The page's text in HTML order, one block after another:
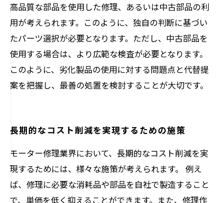
高品質な部品を使用した修理、あるいは中古部品の利
用が考えられます。このように、独自の判断に基づい
たパーツ選択が必要となります。ただし、中古部品を
使用する場合は、より広範な検査が必要となります。
このように、劣化製品の使用に対する問題点と代替提
案を把握し、最善の処置を検討することが大切です。
長期的なコスト削減を実現するための施策
モーター修理業界において、長期的なコスト削減を実
現するためには、様々な施策が考えられます。 例え
ば、修理に必要な消耗品や部品を自社で製造すること
で、単価を低く抑えることができます。また、修理作